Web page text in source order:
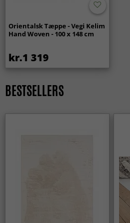
Orientalsk Tæppe - Vegi Kelim
Hand Woven - 100 x 148 cm
kr.1 319
BESTSELLERS